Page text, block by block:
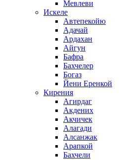
Мевлеви
Искеле
Автепекойю
Адачай
Ардахан
Айгун
Бафра
Бахчелер
Богаз
Йени Еренкой
Кирения
Агирдаг
Акдених
Акчичек
Алагади
Алсанжак
Арапкой
Бахчели